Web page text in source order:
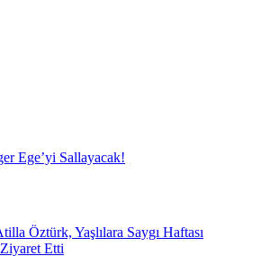
Ege’yi Sallayacak!
Öztürk, Yaşlılara Saygı Haftası
Etti